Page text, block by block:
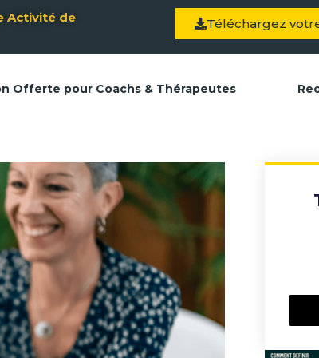
Activité de
Téléchargez
Offerte pour Coachs & Thérapeutes